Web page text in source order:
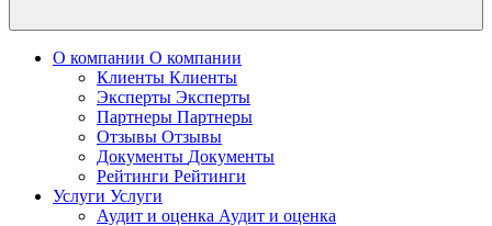
О компании О компании
Клиенты Клиенты
Эксперты Эксперты
Партнеры Партнеры
Отзывы Отзывы
Документы Документы
Рейтинги Рейтинги
Услуги Услуги
Аудит и оценка Аудит и оценка